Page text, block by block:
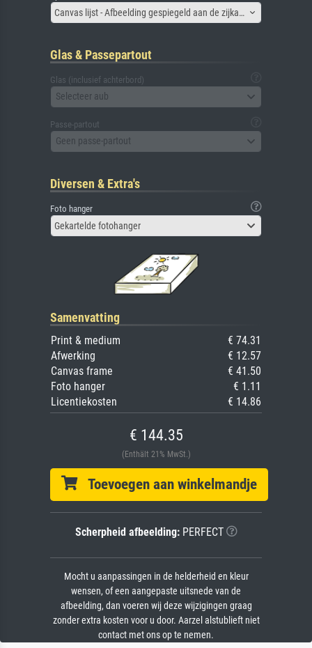
Canvas lijst - Afbeelding gespiegeld aan de zijkant
Glas & Passepartout
Glas (inclusief achterbord)
Selecteer aub
Passe-partout
Geen passe-partout
Diversen & Extra's
Foto hanger
Gekartelde fotohanger
Samenvatting
Print & medium
€ 74.31
Afwerking
€ 12.57
Canvas frame
€ 41.50
Foto hanger
€ 1.11
Licentiekosten
€ 14.86
€ 144.35
(Enthält 21% MwSt.)
Toevoegen aan winkelmandje
Scherpheid afbeelding:PERFECT
Mocht u aanpassingen in de helderheid en kleur
wensen, of een aangepaste uitsnede van de
afbeelding, dan voeren wij deze wijzigingen graag
zonder extra kosten voor u door. Aarzel alstublieft niet
contact met ons op te nemen.